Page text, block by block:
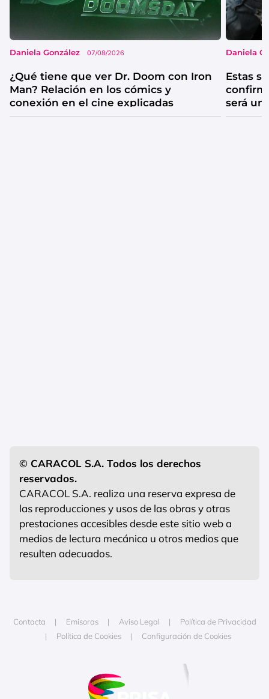
Daniela González 07/08/2026
¿Qué tiene que ver Dr. Doom con Iron
Man? Relación en los cómics y
conexión en el cine explicadas
Daniela
Estas
será
© CARACOL S.A. Todos los derechos
reservados.
CARACOL S.A. realiza una reserva expresa de
las reproducciones y usos de las obras y otras
prestaciones accesibles desde este sitio web a
medios de lectura mecánica u otros medios que
resulten adecuados.
Contacta Emisoras Aviso Legal
Política de Privacidad
Política de Cookies
Configuración de Cookies